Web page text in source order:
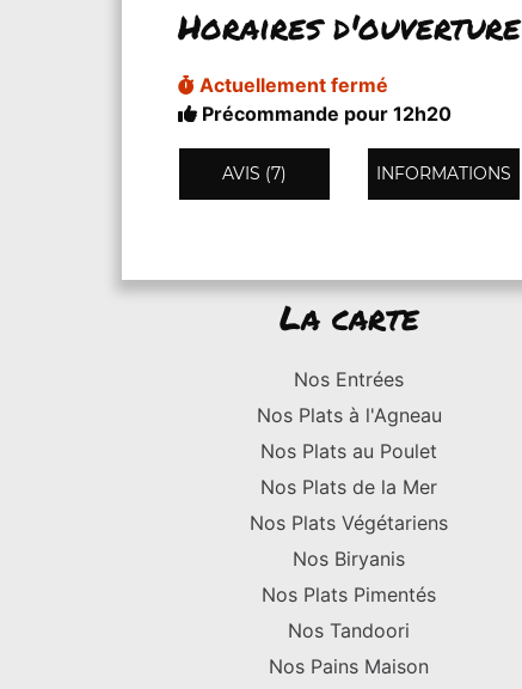
Horaires d'ouverture
Actuellement fermé
Précommande pour 12h20
AVIS (7) INFORMATIONS
La carte
Nos Entrées
Nos Plats à l'Agneau
Nos Plats au Poulet
Nos Plats de la Mer
Nos Plats Végétariens
Nos Biryanis
Nos Plats Pimentés
Nos Tandoori
Nos Pains Maison